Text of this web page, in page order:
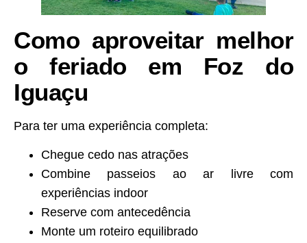
Como aproveitar melhor
o feriado em Foz do
Iguaçu
Para ter uma experiência completa:
Chegue cedo nas atrações
Combine passeios ao ar livre com
experiências indoor
Reserve com antecedência
Monte um roteiro equilibrado